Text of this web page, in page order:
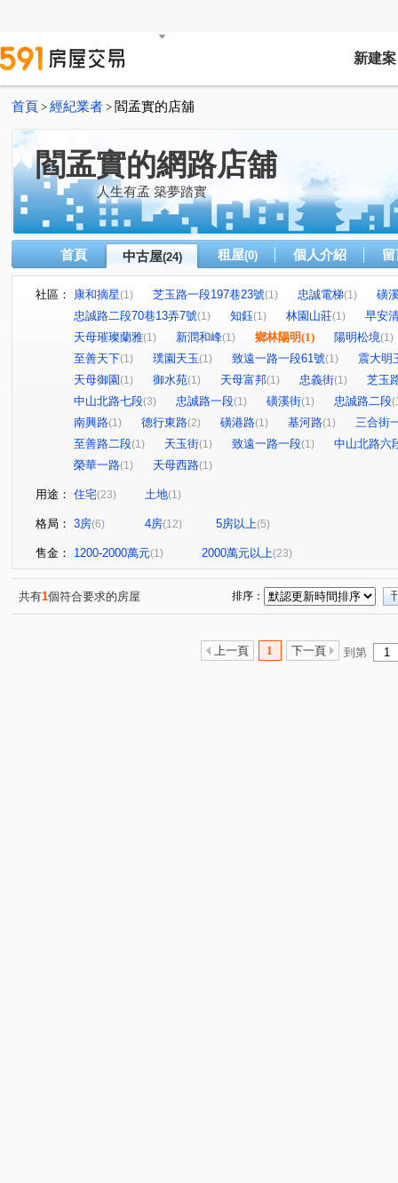
新建案
首頁 > 經紀業者 > 閻孟實的店舖
閻孟實的網路店舖
人生有孟 築夢踏實
首頁 中古屋(24) 租屋(0) 個人介紹
社區： 康和摘星(1) 芝玉路一段197巷23號(1) 忠誠電梯(1)
磺
忠誠路二段70巷13弄7號(1) 知鈺(1) 林園山莊(1)
早安
天母璀璨蘭雅(1) 新潤和峰(1) 鄉林陽明(1) 陽明松境(1)
至善天下(1) 璞園天玉(1) 致遠一路一段61號(1)
震大明
天母御園 (1) 御水苑(1) 天母富邦(1) 忠義街(1)
芝玉
中山北路七段(3) 忠誠路一段(1) 磺溪街(1) 忠誠路二段
南興路(1) 德行東路(2) 磺港路(1) 基河路(1)
三合街
至善路二段(1) 天玉街(1) 致遠一路一段(1)
中山北路六
榮華一路(1) 天母西路(1)
用途： 住宅(23) 土地(1)
格局： 3房(6) 4房(12) 5房以上(5)
售金： 1200-2000萬元(1) 2000萬元以上(23)
共有1個符合要求的房屋 排序：
上一頁 1 下一頁 到第